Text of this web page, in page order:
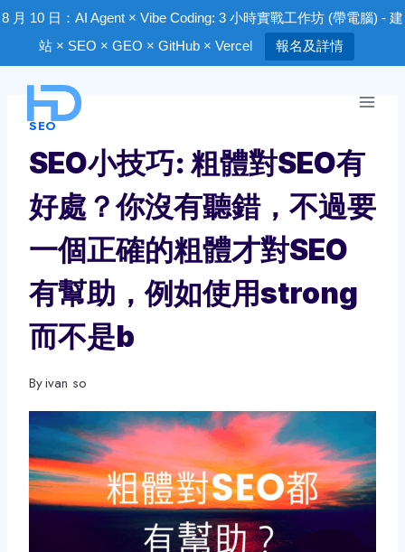
8 月 10 日：AI Agent × Vibe Coding: 3 小時實戰工作坊 (帶電腦) - 建
站 × SEO × GEO × GitHub × Vercel
報名及詳情
content
SEO
SEO小技巧: 粗體對SEO有
好處？你沒有聽錯，不過要
一個正確的粗體才對SEO
有幫助，例如使用strong
而不是b
Byivan so